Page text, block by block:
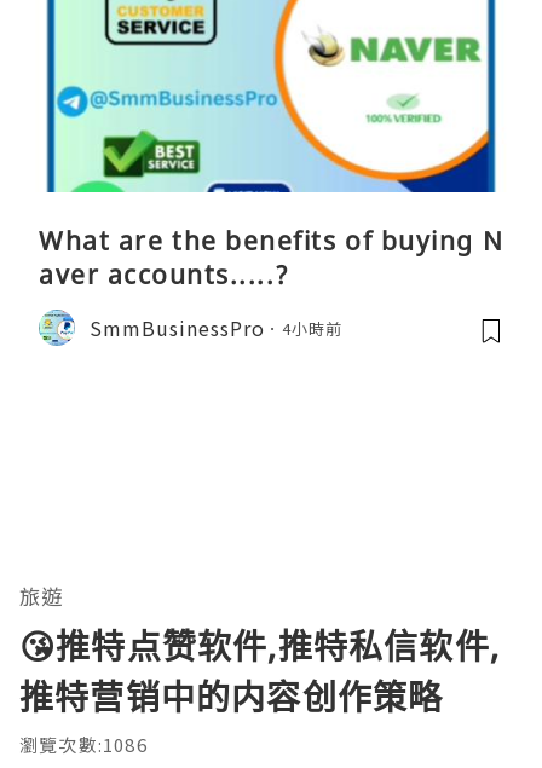
What are the benefits of buying N
aver accounts.....?
SmmBusinessPro 4小時前
旅遊
😘推特点赞软件,推特私信软件,
推特营销中的内容创作策略
瀏覽次數:1086